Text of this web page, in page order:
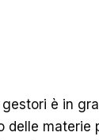
è in
materie